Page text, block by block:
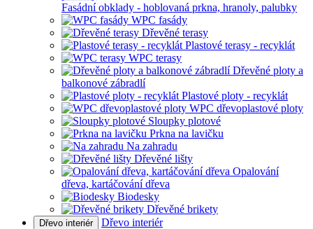
Fasádní obklady - hoblovaná prkna, hranoly, palubky
WPC fasády
Dřevěné terasy
Plastové terasy - recyklát
WPC terasy
Dřevěné ploty a
balkonové zábradlí
Plastové ploty - recyklát
WPC dřevoplastové ploty
Sloupky plotové
Prkna na lavičku
Na zahradu
Dřevěné lišty
Opalování
dřeva, kartáčování dřeva
Biodesky
Dřevěné brikety
Dřevo interiér
Dřevo interiér